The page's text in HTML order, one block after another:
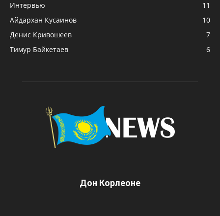
Интервью
11
Айдархан Кусаинов
10
Денис Кривошеев
7
Тимур Байкетаев
6
Дон Корлеоне